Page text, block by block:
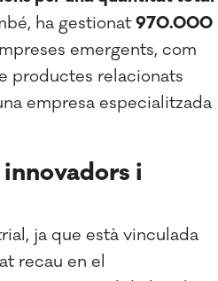
ha gestionat970.000
emergents, com
productes relacionats
empresa especialitzada
i
ja que està vinculada
recau en el